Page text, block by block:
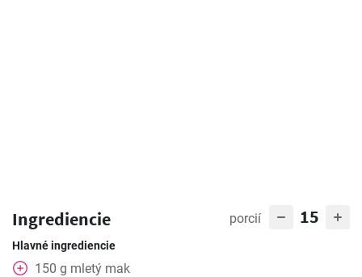
Ingrediencie porcií 15
Hlavné ingrediencie
150 g mletý mak